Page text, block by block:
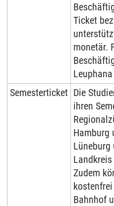
Ticket
monetär.
Semesterticket Die
ihren
Hamburg
Lüneburg
Zudem
Bahnhof